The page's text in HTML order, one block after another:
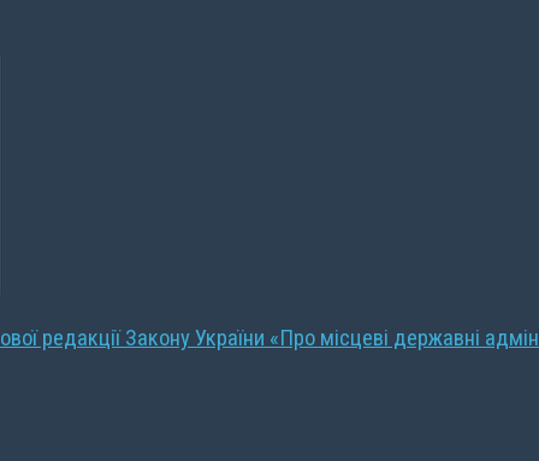
редакції Закону України «Про місцеві державні